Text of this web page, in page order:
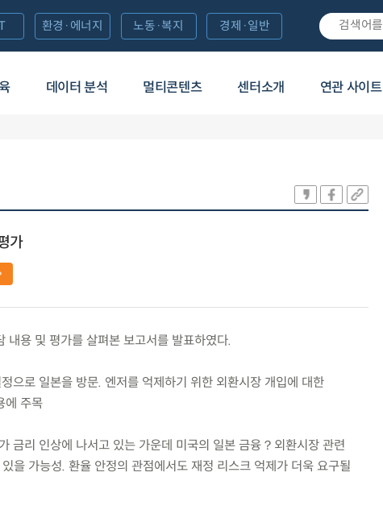
데이터 분석 멀티콘텐츠 센터소개 연관 사이트
환경·에너지 노동·복지 경제·일반
가
내용 및 평가를 살펴본 보고서를 발표하였다.
로 일본을 방문. 엔저를 억제하기 위한 외환시장 개입에 대한
에 주목
금리 인상에 나서고 있는 가운데 미국의 일본 금융？외환시장 관련
을 가능성. 환율 안정의 관점에서도 재정 리스크 억제가 더욱 요구될